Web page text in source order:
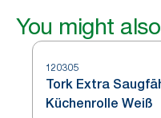
You might
120305
Tork Extra
Küchenrolle Weiß